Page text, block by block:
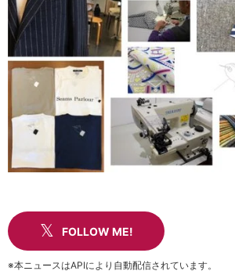
FOLLOW ME!
※本ニュースはAPIにより自動配信されています。